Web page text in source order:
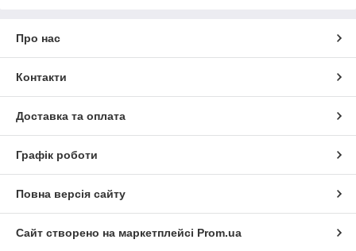
Про нас
Контакти
Доставка та оплата
Графік роботи
Повна версія сайту
Сайт створено на маркетплейсі Prom.ua